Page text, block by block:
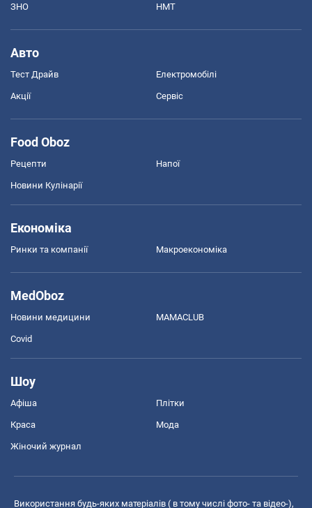
ЗНО НМТ
Авто
Тест Драйв Електромобілі
Акції Сервіс
Food Oboz
Рецепти Напої
Новини Кулінарії
Економіка
Ринки та компанії Макроекономіка
MedOboz
Новини медицини MAMACLUB
Covid
Шоу
Афіша Плітки
Краса Мода
Жіночий журнал
Використання будь-яких матеріалів ( в тому числі фото- та відео-),